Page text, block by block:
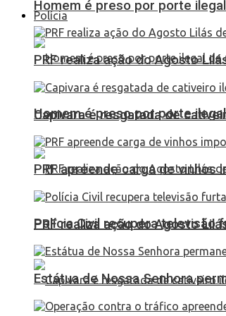
Polícia
Homem é preso por porte
PRF realiza ação do Agosto
Homem é preso por porte
PRF realiza ação do Agosto
Capivara é resgatada de
PRF apreende carga de
Polícia Civil recupera televisão
Estátua de Nossa Senhora